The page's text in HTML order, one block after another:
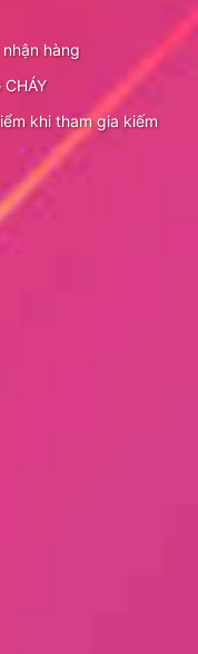
hàng
CHÁY
khi tham gia kiếm